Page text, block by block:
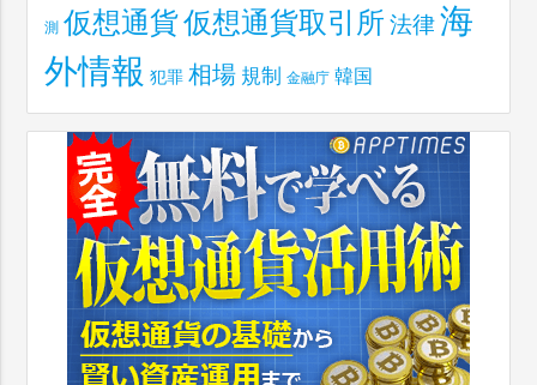
測 仮想通貨仮想通貨取引所 法律 海
外情報 犯罪 相場 規制 金融庁 韓国